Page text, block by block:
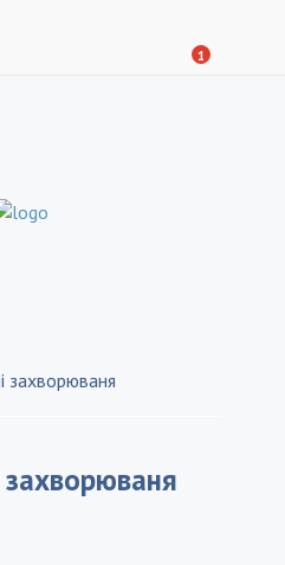
1
захворюваня
захворюваня